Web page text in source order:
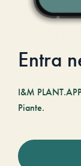
Entra
I&M
Piante.